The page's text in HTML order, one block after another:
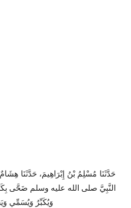
حَدَّثَنَا مُسْلِمُ بْنُ إِبْرَاهِيمَ، حَدَّثَنَا
النَّبِيَّ صلى الله عليه وسلم ضَحَّى
وَيُكَبِّرُ وَيُسَمِّي